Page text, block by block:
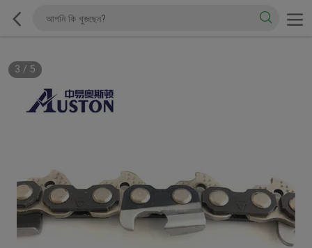
3 / 5